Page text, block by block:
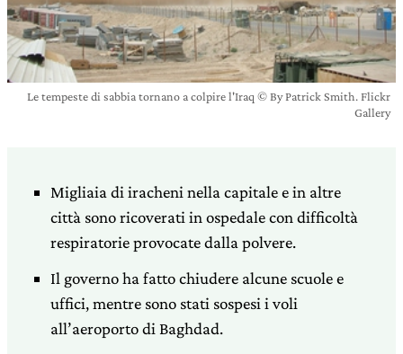
Le tempeste di sabbia tornano a colpire l'Iraq © By Patrick Smith. Flickr
Gallery
Migliaia di iracheni nella capitale e in altre
città sono ricoverati in ospedale con difficoltà
respiratorie provocate dalla polvere.
Il governo ha fatto chiudere alcune scuole e
uffici, mentre sono stati sospesi i voli
all’aeroporto di Baghdad.